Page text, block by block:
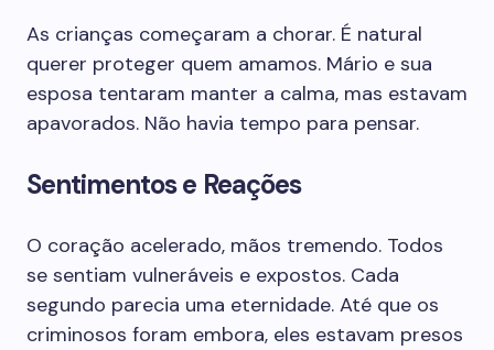
As crianças começaram a chorar. É natural
querer proteger quem amamos. Mário e sua
esposa tentaram manter a calma, mas estavam
apavorados. Não havia tempo para pensar.
Sentimentos e Reações
O coração acelerado, mãos tremendo. Todos
se sentiam vulneráveis e expostos. Cada
segundo parecia uma eternidade. Até que os
criminosos foram embora, eles estavam presos